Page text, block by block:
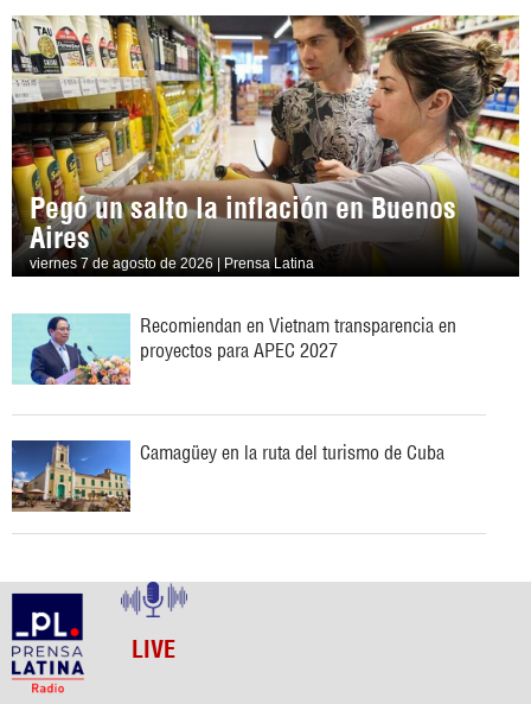
Pegó un salto la inflación en Buenos
Aires
viernes 7 de agosto de 2026 | Prensa Latina
Recomiendan en Vietnam transparencia en
proyectos para APEC 2027
Camagüey en la ruta del turismo de Cuba
LIVE